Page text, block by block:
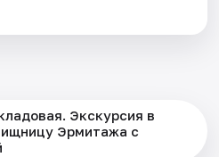
Экскурсия в
Эрмитажа с